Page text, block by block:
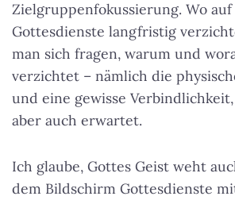
Zielgruppenfokussierung. Wo auf
Gottesdienste langfristig
man sich fragen, warum und
verzichtet – nämlich die
und eine gewisse
aber auch erwartet.
Ich glaube, Gottes Geist weht
dem Bildschirm Gottesdienste